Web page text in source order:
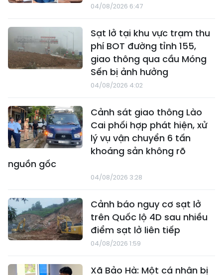
04/08/2026 6:47
Sạt lở tại khu vực trạm thu
phí BOT đường tỉnh 155,
giao thông qua cầu Móng
Sến bị ảnh hưởng
04/08/2026 4:02
Cảnh sát giao thông Lào
Cai phối hợp phát hiện, xử
lý vụ vận chuyển 6 tấn
khoáng sản không rõ
nguồn gốc
04/08/2026 3:28
Cảnh báo nguy cơ sạt lở
trên Quốc lộ 4D sau nhiều
điểm sạt lở liên tiếp
04/08/2026 1:59
Xã Bảo Hà: Một cá nhân bị